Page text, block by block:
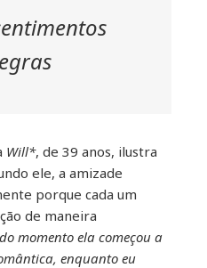
Will*, de 39 anos, ilustra
ele, a amizade
porque cada um
de maneira
momento ela começou a
enquanto eu